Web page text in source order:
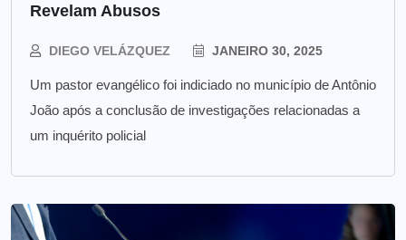
Revelam Abusos
DIEGO VELÁZQUEZ JANEIRO 30, 2025
Um pastor evangélico foi indiciado no município de Antônio
João após a conclusão de investigações relacionadas a
um inquérito policial